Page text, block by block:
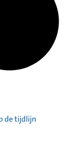
de tijdlijn